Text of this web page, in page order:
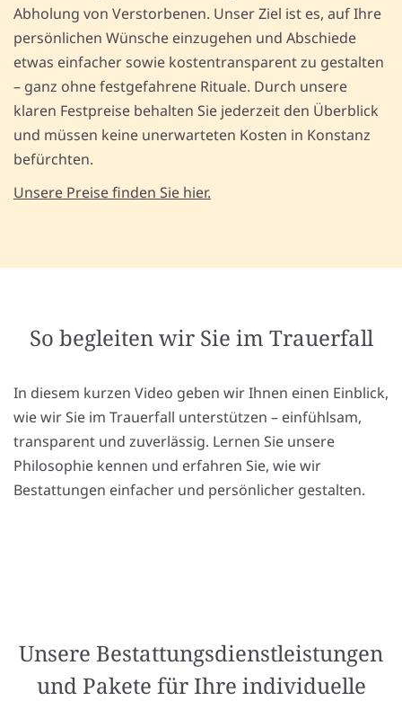
Abholung von Verstorbenen. Unser Ziel ist es, auf Ihre
persönlichen Wünsche einzugehen und Abschiede
etwas einfacher sowie kostentransparent zu gestalten
– ganz ohne festgefahrene Rituale. Durch unsere
klaren Festpreise behalten Sie jederzeit den Überblick
und müssen keine unerwarteten Kosten in Konstanz
befürchten.
Unsere Preise finden Sie hier.
So begleiten wir Sie im Trauerfall
In diesem kurzen Video geben wir Ihnen einen Einblick,
wie wir Sie im Trauerfall unterstützen – einfühlsam,
transparent und zuverlässig. Lernen Sie unsere
Philosophie kennen und erfahren Sie, wie wir
Bestattungen einfacher und persönlicher gestalten.
Unsere Bestattungsdienstleistungen
und Pakete für Ihre individuelle